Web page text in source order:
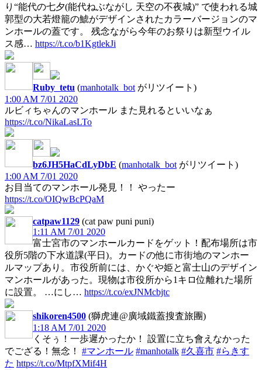
り“能代の七夕(能代ねぶながし 天空の不夜城)” で使われる城
郭型の大若燈籠の鯱がデザインされたカラーバージョンのマ
ンホールの蓋です。 残念ながら今年のお祭りは新型ウイル
ス感… https://t.co/b1KgtlekJi
Ruby_tetu (manhotalk_bot がリツイート)
1:00 AM 7/01 2020
ルビィちゃんのマンホール また見れるといいなぁ
https://t.co/NikaLasLTo
bz6JH5HaCdLyDbE (manhotalk_bot がリツイート)
1:00 AM 7/01 2020
お目当てのマンホール発見！！ やったー
https://t.co/OIQwBcPQaM
catpaw1129 (cat paw puni puni)
1:11 AM 7/01 2020
富士宮市のマンホールカードをゲット！配布場所は市
役所5階の下水道課(平日)。カードの他に市街地のマンホー
ルマップあり。市役所前には、かぐや姫と富士山のデザイン
マンホールがあった。現物は市役所から1キロ位離れた場所
に設置。 …にし… https://t.co/exJNMcbjtc
shikoren4500 (獅虎連@廣域鐵蓋搜査旅團)
1:18 AM 7/01 2020
くそぅ！一歩遲かったか！ 設置に立ち會えなかった
でござる！無念！ #マンホール #manhotalk #久喜市 #らきす
た https://t.co/MtpfXMif4H